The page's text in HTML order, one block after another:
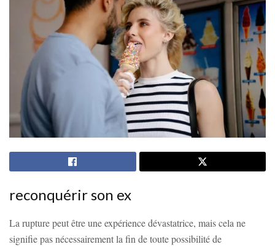
reconquérir son ex
La rupture peut être une expérience dévastatrice, mais cela ne
signifie pas nécessairement la fin de toute possibilité de